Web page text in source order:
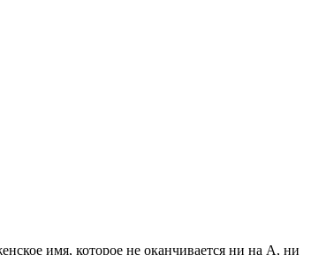
имя, которое не оканчивается ни на А, ни